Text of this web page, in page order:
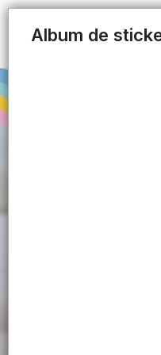
Album de